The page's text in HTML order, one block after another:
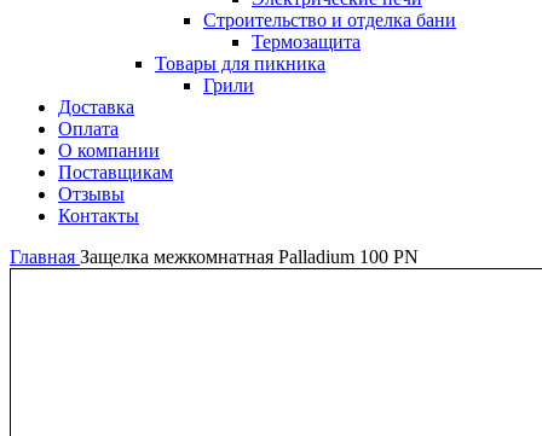
Строительство и отделка бани
Термозащита
Товары для пикника
Грили
Доставка
Оплата
О компании
Поставщикам
Отзывы
Контакты
Главная Защелка межкомнатная Palladium 100 PN